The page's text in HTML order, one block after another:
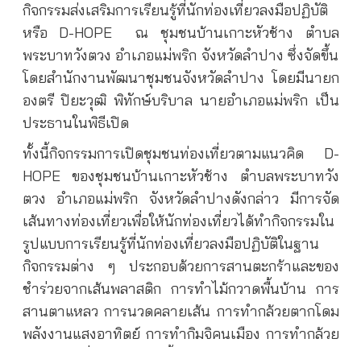
กิจกรรมส่งเสริมการเรียนรู้ที่นักท่องเที่ยวลงมือปฏิบัติ
หรือ D-HOPE
ณ ชุมชนบ้านเกาะหัวช้าง ตำบล
พระบาทวังตวง อำเภอแม่พริก จังหวัดลำปาง ซึ่งจัดขึ้น
โดยสำนักงานพัฒนาชุมชนจังหวัดลำปาง โดยมีนายก
องตรี ปิยะวุฒิ พิทักษ์บริบาล นายอำเภอแม่พริก เป็น
ประธานในพิธีเปิด
ทั้งนี้กิจกรรมการเปิดชุมชนท่องเที่ยวตามแนวคิด D-
HOPE ของชุมชนบ้านเกาะหัวช้าง ตำบลพระบาทวัง
ตวง อำเภอแม่พริก จังหวัดลำปางดังกล่าว มีการจัด
เส้นทางท่องเที่ยวเพื่อให้นักท่องเที่ยวได้ทำกิจกรรมใน
รูปแบบการเรียนรู้ที่นักท่องเที่ยวลงมือปฏิบัติในฐาน
กิจกรรมต่าง ๆ ประกอบด้วยการสานตะกร้าและของ
ชำร่วยจากเส้นพลาสติก การทำไม้กวาดพื้นบ้าน การ
สานตาแหลว การนวดคลายเส้น การทำกล้วยตากโดม
พลังงานแสงอาทิตย์ การทำกิมจิคนเมือง การทำกล้วย